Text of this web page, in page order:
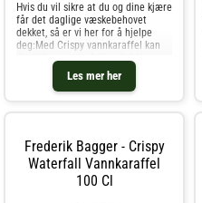
Les mer her
Hvis du vil sikre at du og dine kjære
får det daglige væskebehovet
dekket, så er vi her for å hjelpe
deg:Med Crispy vannkaraffel kan
du stolt servere deilige kalde
drikker til gjestene dine, enten det
er til hverdagslige eller festlige
arrangementer.
Frederik Bagger - Crispy
Waterfall Vannkaraffel
100 Cl